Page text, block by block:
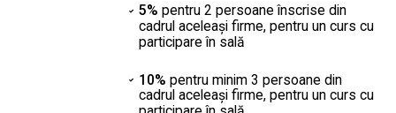
5% pentru 2 persoane înscrise din
cadrul aceleaşi firme, pentru un curs cu
participare în sală
10% pentru minim 3 persoane din
cadrul aceleaşi firme, pentru un curs cu